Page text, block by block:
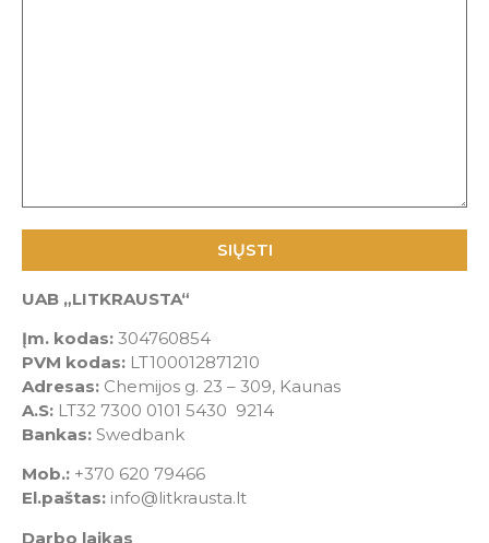
UAB „LITKRAUSTA“
Įm. kodas: 304760854
PVM kodas: LT100012871210
Adresas: Chemijos g. 23 – 309, Kaunas
A.S: LT32 7300 0101 5430 9214
Bankas: Swedbank
Mob.: +370 620 79466
El.paštas: info@litkrausta.lt
Darbo laikas
Alternative: